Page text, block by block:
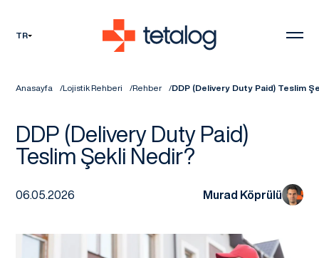
TR
Anasayfa Lojistik Rehberi Rehber DDP (Delivery Duty Paid) Teslim
DDP (Delivery Duty Paid)
Teslim Şekli Nedir?
06.05.2026 Murad Köprülü